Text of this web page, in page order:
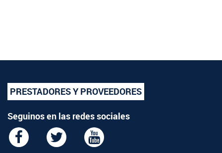
PRESTADORES Y PROVEEDORES
Seguinos en las redes sociales